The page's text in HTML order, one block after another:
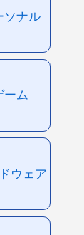
ソナル
ーム
ウェア